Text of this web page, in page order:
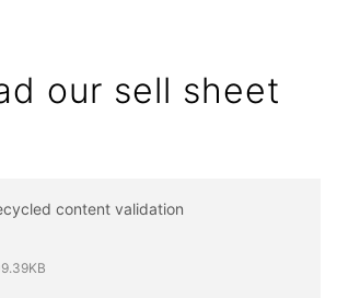
our sell sheet
content validation